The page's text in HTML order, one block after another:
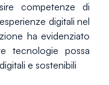
competenze di
digitali nel
ha evidenziato
tecnologie possa
e sostenibili